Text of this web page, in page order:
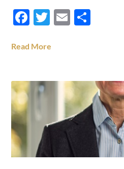
Facebook
Twitter
Email
Read More